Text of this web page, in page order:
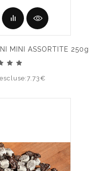
MINI ASSORTITE 250g